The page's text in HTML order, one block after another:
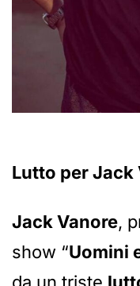
Lutto per Jack
Jack Vanore,
show “Uomini